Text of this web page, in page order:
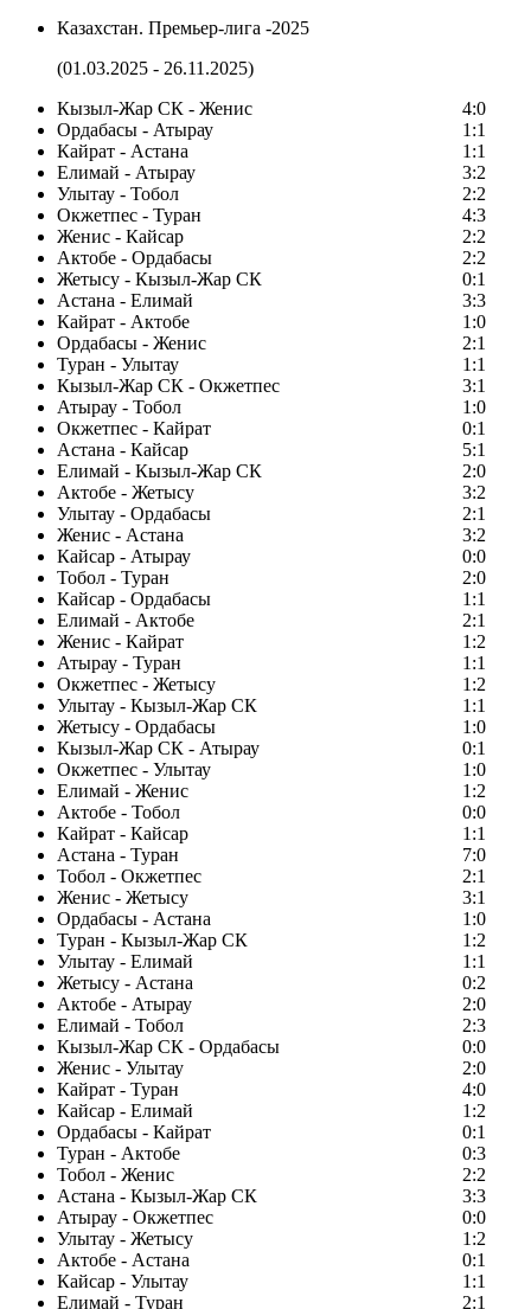
Казахстан. Премьер-лига -2025
(01.03.2025 - 26.11.2025)
Кызыл-Жар СК - Женис
4:0
Ордабасы - Атырау
1:1
Кайрат - Астана
1:1
Елимай - Атырау
3:2
Улытау - Тобол
2:2
Окжетпес - Туран
4:3
Женис - Кайсар
2:2
Актобе - Ордабасы
2:2
Жетысу - Кызыл-Жар СК
0:1
Астана - Елимай
3:3
Кайрат - Актобе
1:0
Ордабасы - Женис
2:1
Туран - Улытау
1:1
Кызыл-Жар СК - Окжетпес
3:1
Атырау - Тобол
1:0
Окжетпес - Кайрат
0:1
Астана - Кайсар
5:1
Елимай - Кызыл-Жар СК
2:0
Актобе - Жетысу
3:2
Улытау - Ордабасы
2:1
Женис - Астана
3:2
Кайсар - Атырау
0:0
Тобол - Туран
2:0
Кайсар - Ордабасы
1:1
Елимай - Актобе
2:1
Женис - Кайрат
1:2
Атырау - Туран
1:1
Окжетпес - Жетысу
1:2
Улытау - Кызыл-Жар СК
1:1
Жетысу - Ордабасы
1:0
Кызыл-Жар СК - Атырау
0:1
Окжетпес - Улытау
1:0
Елимай - Женис
1:2
Актобе - Тобол
0:0
Кайрат - Кайсар
1:1
Астана - Туран
7:0
Тобол - Окжетпес
2:1
Женис - Жетысу
3:1
Ордабасы - Астана
1:0
Туран - Кызыл-Жар СК
1:2
Улытау - Елимай
1:1
Жетысу - Астана
0:2
Актобе - Атырау
2:0
Елимай - Тобол
2:3
Кызыл-Жар СК - Ордабасы
0:0
Женис - Улытау
2:0
Кайрат - Туран
4:0
Кайсар - Елимай
1:2
Ордабасы - Кайрат
0:1
Туран - Актобе
0:3
Тобол - Женис
2:2
Астана - Кызыл-Жар СК
3:3
Атырау - Окжетпес
0:0
Улытау - Жетысу
1:2
Актобе - Астана
0:1
Кайсар - Улытау
1:1
Елимай - Туран
2:1